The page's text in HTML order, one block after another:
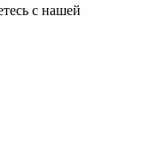
с нашей